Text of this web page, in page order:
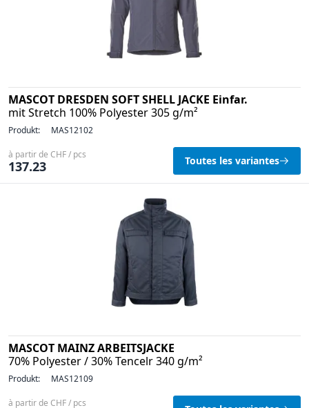
MASCOT DRESDEN SOFT SHELL JACKE Einfar.
mit Stretch 100% Polyester 305 g/m²
Produkt: MAS12102
à partir de CHF / pcs
137.23 Toutes les variantes
MASCOT MAINZ ARBEITSJACKE
70% Polyester / 30% Tencelr 340 g/m²
Produkt: MAS12109
à partir de CHF / pcs